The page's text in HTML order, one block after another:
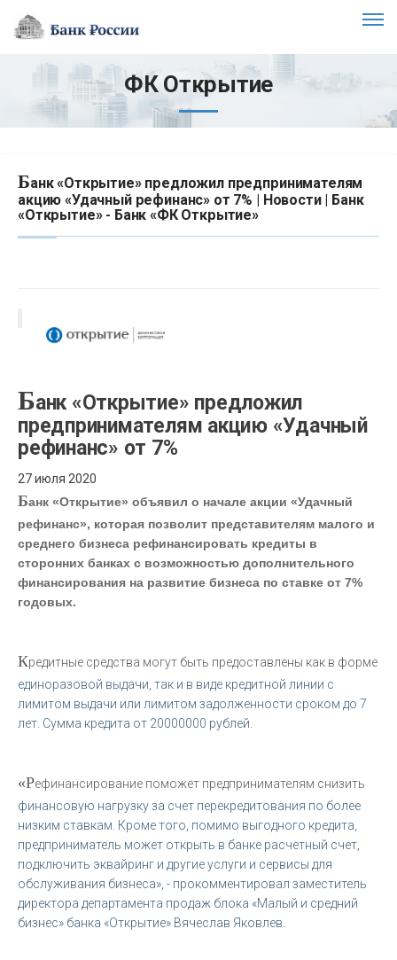
ФК Открытие
Банк «Открытие» предложил предпринимателям
акцию «Удачный рефинанс» от 7% | Новости | Банк
«Открытие» - Банк «ФК Открытие»
Банк «Открытие» предложил
предпринимателям акцию «Удачный
рефинанс» от 7%
27 июля 2020
Банк «Открытие» объявил о начале акции «Удачный
рефинанс», которая позволит представителям малого и
среднего бизнеса рефинансировать кредиты в
сторонних банках с возможностью дополнительного
финансирования на развитие бизнеса по ставке от 7%
годовых.
Кредитные средства могут быть предоставлены как в форме
единоразовой выдачи, так и в виде кредитной линии с
лимитом выдачи или лимитом задолженности сроком до 7
лет. Сумма кредита от 20000000 рублей.
«Рефинансирование поможет предпринимателям снизить
финансовую нагрузку за счет перекредитования по более
низким ставкам. Кроме того, помимо выгодного кредита,
предприниматель может открыть в банке расчетный счет,
подключить эквайринг и другие услуги и сервисы для
обслуживания бизнеса», - прокомментировал заместитель
директора департамента продаж блока «Малый и средний
бизнес» банка «Открытие» Вячеслав Яковлев.